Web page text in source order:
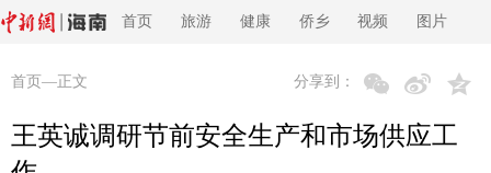
首页 旅游 健康 侨乡 视频 图片
首页 —正文 分享到：
王英诚调研节前安全生产和市场供应工